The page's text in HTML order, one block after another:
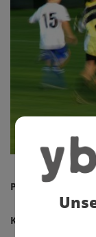
Pfadfinder Ybbsitz
Kath. Jungschar